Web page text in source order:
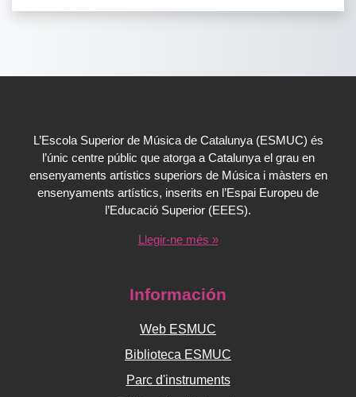
L’Escola Superior de Música de Catalunya (ESMUC) és
l’únic centre públic que atorga a Catalunya el grau en
ensenyaments artístics superiors de Música i màsters en
ensenyaments artístics, inserits en l’Espai Europeu de
l’Educació Superior (EEES).
Llegir-ne més »
Información
Web ESMUC
Biblioteca ESMUC
Parc d'instruments